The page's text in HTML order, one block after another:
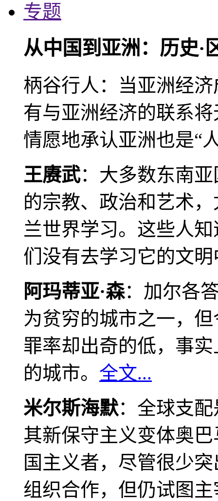
专题
从中国到亚洲：历史·
柄谷行人：当亚洲经
有与亚洲经济的联系
情愿地承认亚洲也是“
王赓武：大多数东南
的宗教、政治和艺术
兰世界学习。这些人
们没有去学习它的文
阿玛蒂亚·森：加尔各
为贫穷的城市之一，
罪率却出奇的低，事
的城市。 全文...
米尔斯海默：全球支
其新保守主义变体奥
国主义者，尽管很少
组织合作，但仍试图